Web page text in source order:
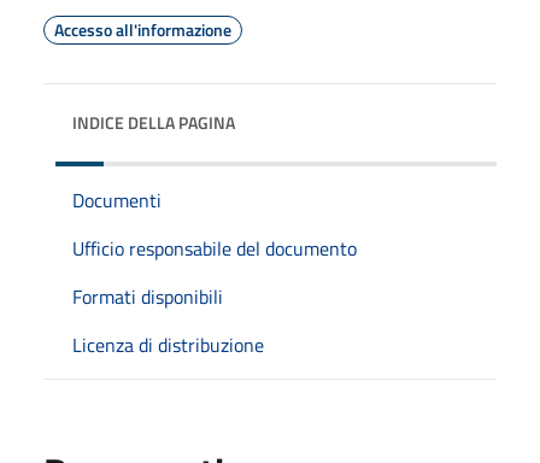
Accesso all'informazione
INDICE DELLA PAGINA
Documenti
Ufficio responsabile del documento
Formati disponibili
Licenza di distribuzione